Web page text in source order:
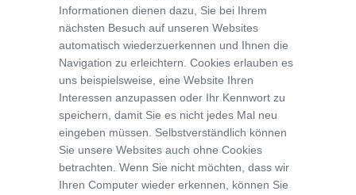
Informationen dienen dazu, Sie bei Ihrem
nächsten Besuch auf unseren Websites
automatisch wiederzuerkennen und Ihnen die
Navigation zu erleichtern. Cookies erlauben es
uns beispielsweise, eine Website Ihren
Interessen anzupassen oder Ihr Kennwort zu
speichern, damit Sie es nicht jedes Mal neu
eingeben müssen. Selbstverständlich können
Sie unsere Websites auch ohne Cookies
betrachten. Wenn Sie nicht möchten, dass wir
Ihren Computer wieder erkennen, können Sie